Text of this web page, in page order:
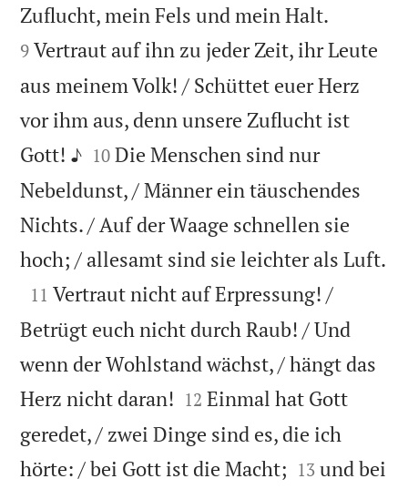
Zuflucht, mein Fels und mein Halt.
9 Vertraut auf ihn zu jeder Zeit, ihr Leute
aus meinem Volk! / Schüttet euer Herz
vor ihm aus, denn unsere Zuflucht ist
Gott! ♪
10 Die Menschen sind nur
Nebeldunst, / Männer ein täuschendes
Nichts. / Auf der Waage schnellen sie
hoch; / allesamt sind sie leichter als Luft.

11 Vertraut nicht auf Erpressung! /
Betrügt euch nicht durch Raub! / Und
wenn der Wohlstand wächst, / hängt das
Herz nicht daran! 

12 Einmal hat Gott
geredet, / zwei Dinge sind es, die ich
hörte: / bei Gott ist die Macht; 

13 und bei